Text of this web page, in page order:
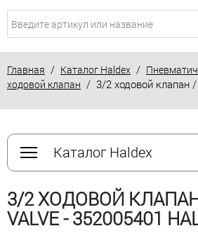
Главная / Каталог Haldex /
ходовой клапан / 3/2 ходовой клапан /
Каталог Haldex
3/2 ХОДОВОЙ КЛАПАН
VALVE - 352005401